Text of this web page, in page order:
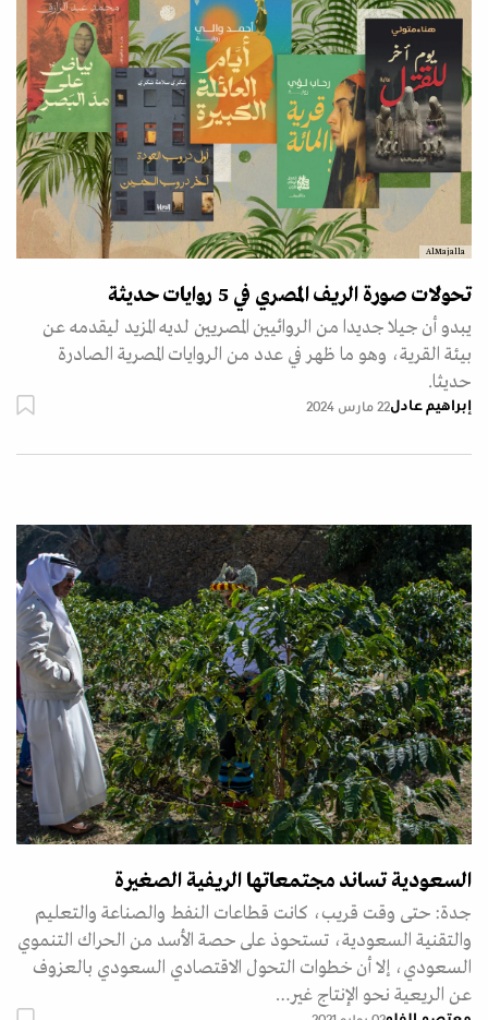
AlMajalla
تحولات صورة الريف المصري في 5 روايات حديثة
يبدو أن جيلا جديدا من الروائيين المصريين لديه المزيد ليقدمه عن
بيئة القرية، وهو ما ظهر في عدد من الروايات المصرية الصادرة
حديثا.
إبراهيم عادل22 مارس 2024
السعودية تساند مجتمعاتها الريفية الصغيرة
جدة: حتى وقت قريب، كانت قطاعات النفط والصناعة والتعليم
والتقنية السعودية، تستحوذ على حصة الأسد من الحراك التنموي
السعودي، إلا أن خطوات التحول الاقتصادي السعودي بالعزوف
عن الريعية نحو الإنتاج غير…